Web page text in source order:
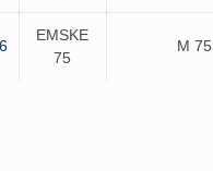
EMSKE
75
M